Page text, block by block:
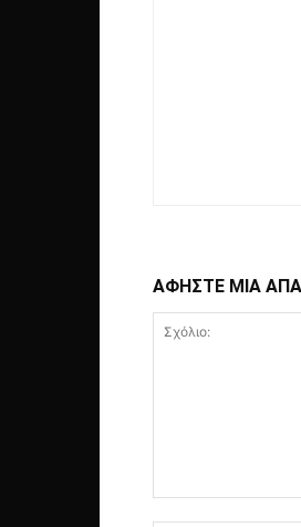
ΑΦΗΣΤΕ ΜΙΑ